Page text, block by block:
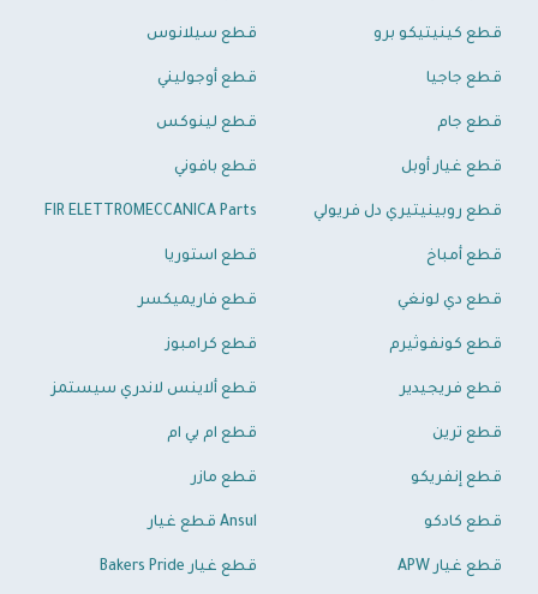
قطع كينيتيكو برو قطع سيلانوس
قطع جاجيا قطع أوجوليني
قطع جام قطع لينوكس
قطع غيار أوبل قطع بافوني
قطع روبينيتيري دل فريولي FIR ELETTROMECCANICA Parts
قطع أمباخ قطع استوريا
قطع دي لونغي قطع فاريميكسر
قطع كونفوثيرم قطع كرامبوز
قطع فريجيدير قطع ألاينس لاندري سيستمز
قطع ترين قطع ام بي ام
قطع إنفريكو قطع مازر
قطع كادكو Ansul قطع غيار
قطع غيار APW قطع غيار Bakers Pride